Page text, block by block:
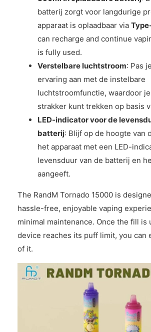
batterij zorgt voor langdurige
apparaat is oplaadbaar via
can recharge and continue
is fully used.
Verstelbare luchtstroom: Pas
ervaring aan met de instelbare
luchtstroomfunctie, waardoor
strakker kunt trekken op basis
LED-indicator voor de
batterij: Blijf op de hoogte van
het apparaat met een LED-
levensduur van de batterij en
aangeeft.
The RandM Tornado 15000 is
hassle-free, enjoyable vaping
minimal maintenance. Once the fill is
device reaches its puff limit, you can
of it.